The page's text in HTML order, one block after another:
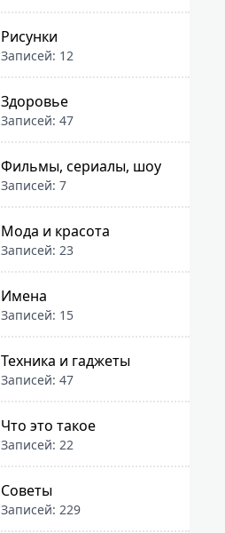
Рисунки
Записей: 12
Здоровье
Записей: 47
Фильмы, сериалы, шоу
Записей: 7
Мода и красота
Записей: 23
Имена
Записей: 15
Техника и гаджеты
Записей: 47
Что это такое
Записей: 22
Советы
Записей: 229